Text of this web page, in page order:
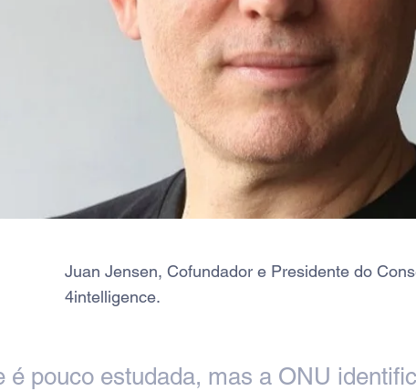
Juan Jensen, Cofundador e Presidente do
4intelligence.
é pouco estudada, mas a ONU